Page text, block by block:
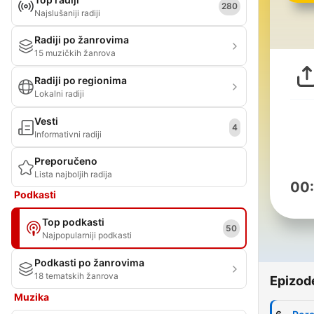
Najslušaniji radiji
280
Radiji po žanrovima
15 muzičkih žanrova
Radiji po regionima
Lokalni radiji
Vesti
Informativni radiji
4
Preporučeno
Lista najboljih radija
Podkasti
Top podkasti
Najpopularniji podkasti
50
Podkasti po žanrovima
18 tematskih žanrova
Muzika